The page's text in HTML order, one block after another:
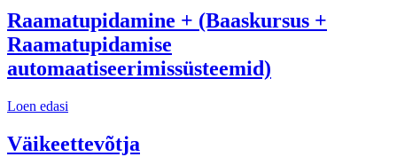
Raamatupidamine + (Baaskursus +
Raamatupidamise
automaatiseerimissüsteemid)
Loen edasi
Väikeettevõtja